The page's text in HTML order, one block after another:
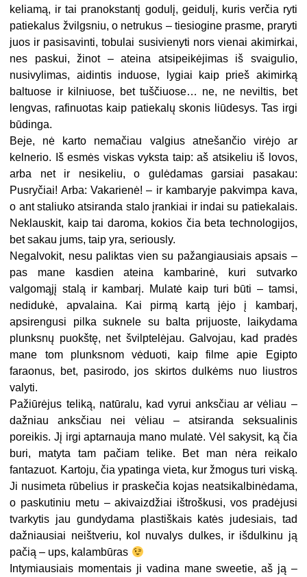
keliamą, ir tai pranokstantį godulį, geidulį, kuris verčia ryti
patiekalus žvilgsniu, o netrukus – tiesiogine prasme, praryti
juos ir pasisavinti, tobulai susivienyti nors vienai akimirkai,
nes paskui, žinot – ateina atsipeikėjimas iš svaigulio,
nusivylimas, aidintis induose, lygiai kaip prieš akimirką
baltuose ir kilniuose, bet tuščiuose… ne, ne neviltis, bet
lengvas, rafinuotas kaip patiekalų skonis liūdesys. Tas irgi
būdinga.
Beje, nė karto nemačiau valgius atnešančio virėjo ar
kelnerio. Iš esmės viskas vyksta taip: aš atsikeliu iš lovos,
arba net ir nesikeliu, o gulėdamas garsiai pasakau:
Pusryčiai! Arba: Vakarienė! – ir kambaryje pakvimpa kava,
o ant staliuko atsiranda stalo įrankiai ir indai su patiekalais.
Neklauskit, kaip tai daroma, kokios čia beta technologijos,
bet sakau jums, taip yra, seriously.
Negalvokit, nesu paliktas vien su pažangiausiais apsais –
pas mane kasdien ateina kambarinė, kuri sutvarko
valgomąjį stalą ir kambarį. Mulatė kaip turi būti – tamsi,
nedidukė, apvalaina. Kai pirmą kartą įėjo į kambarį,
apsirengusi pilka suknele su balta prijuoste, laikydama
plunksnų puokštę, net švilptelėjau. Galvojau, kad pradės
mane tom plunksnom vėduoti, kaip filme apie Egipto
faraonus, bet, pasirodo, jos skirtos dulkėms nuo liustros
valyti.
Pažiūrėjus teliką, natūralu, kad vyrui anksčiau ar vėliau –
dažniau anksčiau nei vėliau – atsiranda seksualinis
poreikis. Jį irgi aptarnauja mano mulatė. Vėl sakysit, ką čia
buri, matyta tam pačiam telike. Bet man nėra reikalo
fantazuot. Kartoju, čia ypatinga vieta, kur žmogus turi viską.
Ji nusimeta rūbelius ir praskečia kojas neatsikalbinėdama,
o paskutiniu metu – akivaizdžiai ištroškusi, vos pradėjusi
tvarkytis jau gundydama plastiškais katės judesiais, tad
dažniausiai neištveriu, kol nuvalys dulkes, ir išdulkinu ją
pačią – ups, kalambūras
Intymiausiais momentais ji vadina mane sweetie, aš ją –